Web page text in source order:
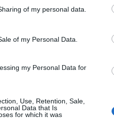
of my personal data.
of my Personal Data.
my Personal Data for
Use, Retention, Sale,
Data that Is
for which it was
realnie zweryfikować efekty
uczniów, żeby część mogła
punktów od koleżanek i
się nauczył. Gra o status,
się, co zrobić, aby jak najmniej
nie miało to znaczenia, czy
szkół, szczególnie w
są skazane na porażkę w
ile oczywiście nie mają rodziców z
kulturowym i finansowym.